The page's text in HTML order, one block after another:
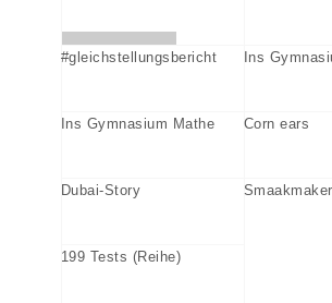
#gleichstellungsbericht Ins
Ins Gymnasium Mathe Corn ears
Dubai-Story
199 Tests (Reihe)